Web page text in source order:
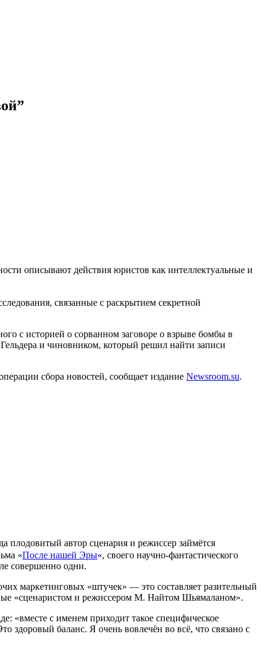
”
описывают действия юристов как интеллектуальные и
связанные с раскрытием секретной
с историей о сорванном заговоре о взрыве бомбы в
и чиновником, который решил найти записи
сбора новостей, сообщает издание Newsroom.su.
автор сценария и режиссер займётся
«После нашей Эры«, своего научно-фантастического
совершенно одни.
маркетинговых «штучек» — это составляет разительный
«сценаристом и режиссером М. Найтом Шьямаланом».
«вместе с именем приходит такое специфическое
здоровый баланс. Я очень вовлечён во всё, что связано с